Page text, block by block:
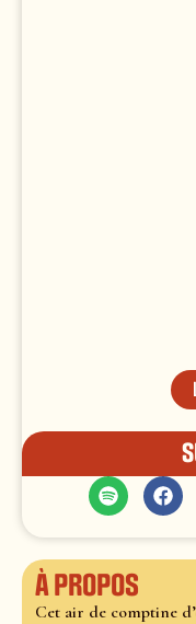
À propos
Cet air de comptine